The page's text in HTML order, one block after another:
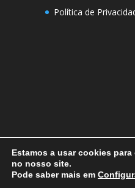
Política de
Estamos a usar cookies
no nosso site.
Pode saber mais em